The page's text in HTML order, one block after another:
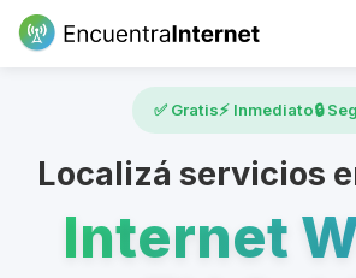
✅ Gratis⚡ Inmediato🔒
Localizá servicios
Internet